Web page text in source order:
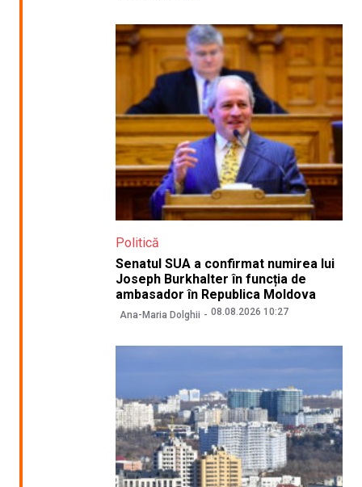
Politică
Senatul SUA a confirmat numirea lui
Joseph Burkhalter în funcția de
ambasador în Republica Moldova
Ana-Maria Dolghii 08.08.2026 10:27